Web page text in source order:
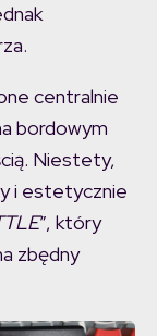
centralnie
bordowym
Niestety,
i estetycznie
”, który
zbędny